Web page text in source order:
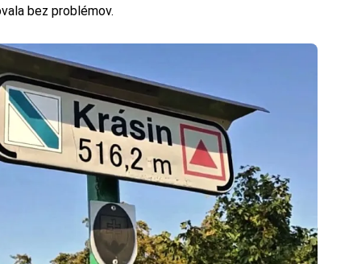
bez problémov.